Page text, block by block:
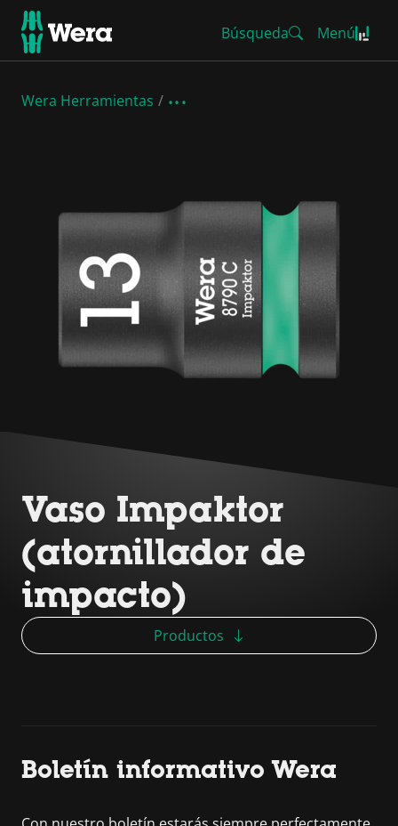
Búsqueda Menú
Wera Herramientas
Vaso Impaktor
(atornillador de
impacto)
Productos
Boletín informativo Wera